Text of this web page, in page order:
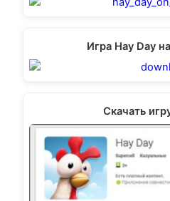
Игра Hay Day
Скачать